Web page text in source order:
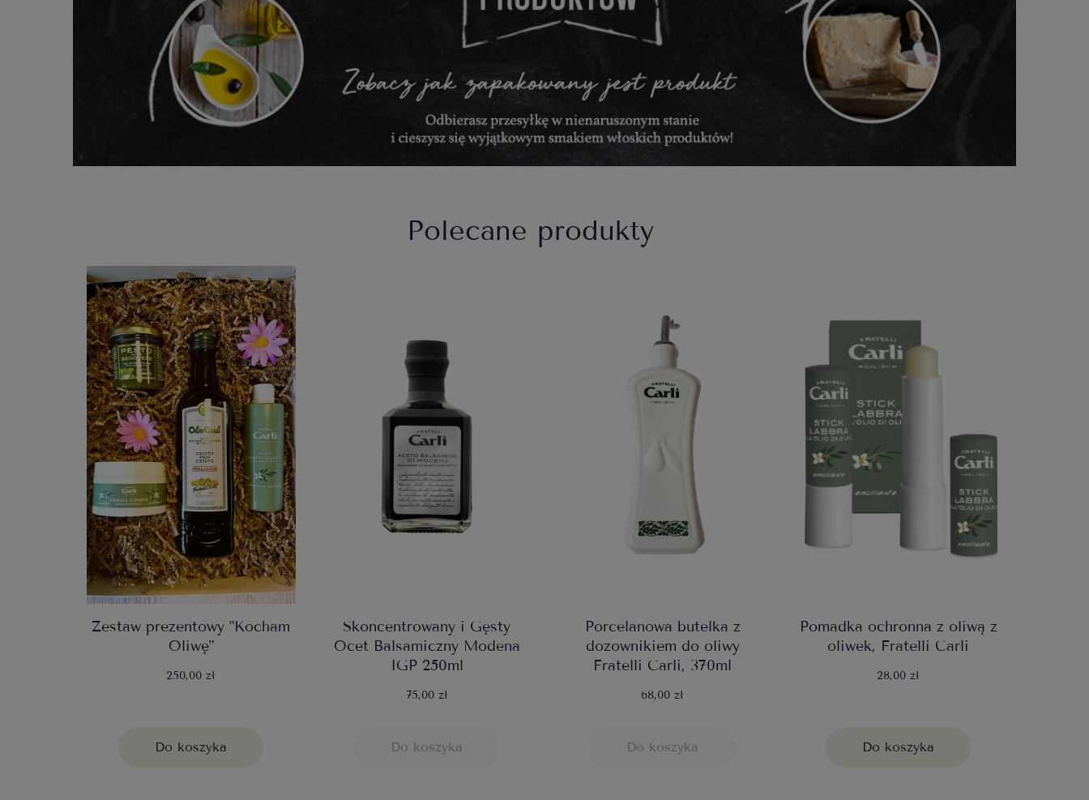
Polecane produkty
Zestaw prezentowy "Kocham
Oliwę"
250,00 zł
Do koszyka
Skoncentrowany i Gęsty
Ocet Balsamiczny Modena
IGP 250ml
75,00 zł
Do koszyka
Porcelanowa butelka z
dozownikiem do oliwy
Fratelli Carli, 370ml
68,00 zł
Do koszyka
Pomadka ochronna z oliwą z
oliwek, Fratelli Carli
28,00 zł
Do koszyka